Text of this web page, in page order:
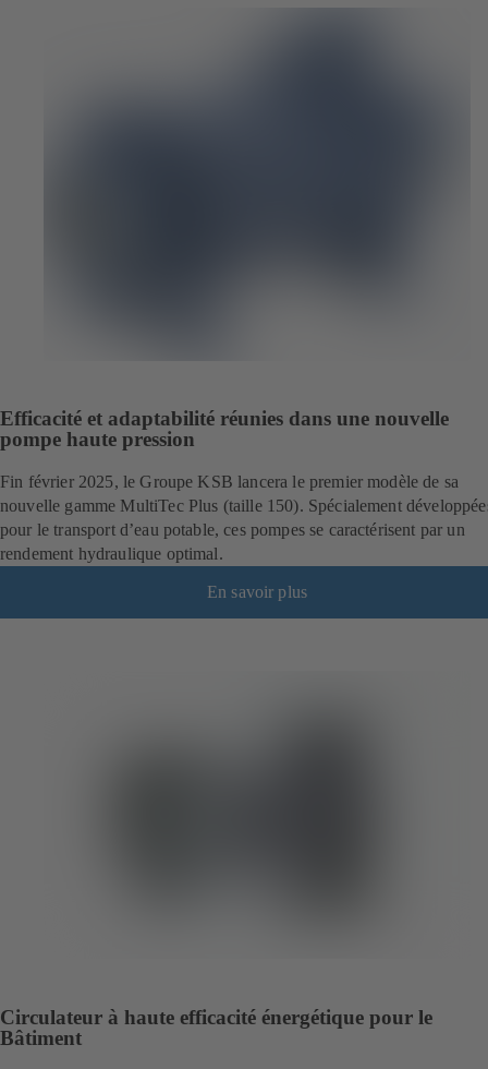
Efficacité et adaptabilité réunies dans une nouvelle
pompe haute pression
Fin février 2025, le Groupe KSB lancera le premier modèle de sa
nouvelle gamme MultiTec Plus (taille 150). Spécialement
pour le transport d’eau potable, ces pompes se caractérisent par un
rendement hydraulique optimal.
En savoir plus
Circulateur à haute efficacité énergétique pour le
Bâtiment